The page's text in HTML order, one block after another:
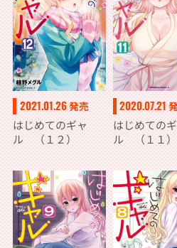
2021.01.26発売
はじめてのギャ
ル （１２）
2020.07.21
はじめての
ル （１１）